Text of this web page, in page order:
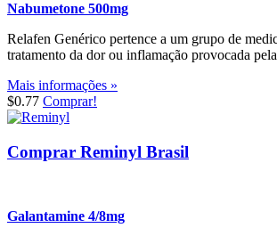
Nabumetone 500mg
Relafen Genérico pertence a um grupo de
tratamento da dor ou inflamação provocada
Mais informações »
$0.77 Comprar!
Comprar Reminyl Brasil
Galantamine 4/8mg